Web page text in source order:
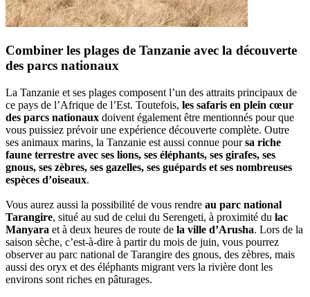
Combiner les plages de Tanzanie avec la découverte
des parcs nationaux
La Tanzanie et ses plages composent l’un des attraits principaux de
ce pays de l’Afrique de l’Est. Toutefois, les safaris en plein cœur
des parcs nationaux doivent également être mentionnés pour que
vous puissiez prévoir une expérience découverte complète. Outre
ses animaux marins, la Tanzanie est aussi connue poursa riche
faune terrestre avec ses lions, ses éléphants, ses girafes, ses
gnous, ses zèbres, ses gazelles, ses guépards et ses nombreuses
espèces d’oiseaux.
Vous aurez aussi la possibilité de vous rendre au parc national
Tarangire, situé au sud de celui du Serengeti, à proximité du lac
Manyara et à deux heures de route de la ville d’Arusha. Lors de la
saison sèche, c’est-à-dire à partir du mois de juin, vous pourrez
observer au parc national de Tarangire des gnous, des zèbres, mais
aussi des oryx et des éléphants migrant vers la rivière dont les
environs sont riches en pâturages.